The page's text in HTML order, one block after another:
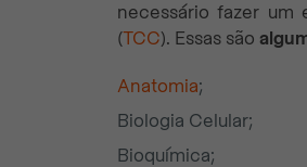
necessário fazer um
(TCC). Essas são
Anatomia;
Biologia Celular;
Bioquímica;